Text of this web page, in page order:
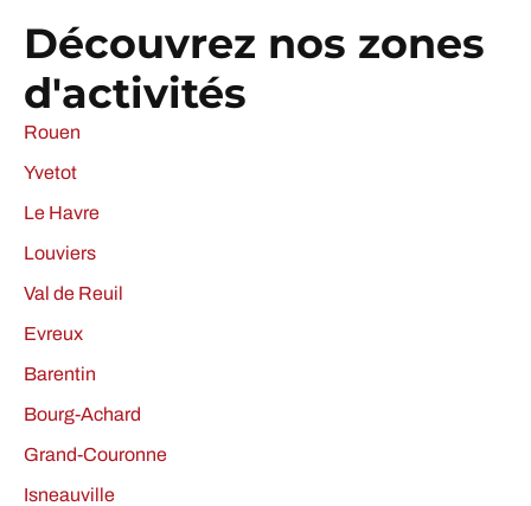
Découvrez nos zones
d'activités
Rouen
Yvetot
Le Havre
Louviers
Val de Reuil
Evreux
Barentin
Bourg-Achard
Grand-Couronne
Isneauville